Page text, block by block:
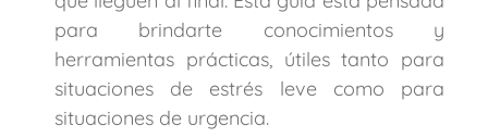
para brindarte conocimientos y
herramientas prácticas, útiles tanto para
situaciones de estrés leve como para
situaciones de urgencia.